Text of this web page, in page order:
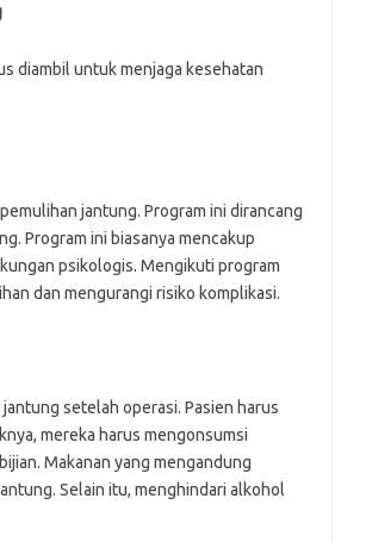
diambil untuk menjaga kesehatan
jantung. Program ini dirancang
Program ini biasanya mencakup
psikologis. Mengikuti program
dan mengurangi risiko komplikasi.
setelah operasi. Pasien harus
mereka harus mengonsumsi
Makanan yang mengandung
Selain itu, menghindari alkohol